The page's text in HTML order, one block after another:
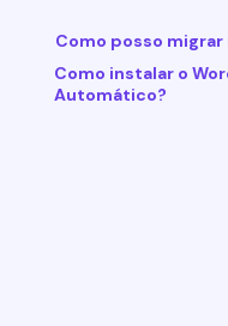
Como posso
Como instalar o
Automático?